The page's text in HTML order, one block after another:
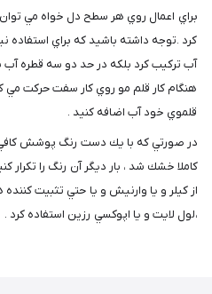
براي اعمال روي هر سطح دل خواه مي توان
كرد .توجه داشته باشيد كه براي استفاده
آب تركيب كرد بلكه در حد دو سه قطره آب
هنگام كار قلم مو روي كار سفت حركت مي
قلموي خود آب اضافه كنيد .
در صورتي كه با يك دست رنگ پوشش كافي
كاملا خشك شد ، بار ديگر آن رنگ را
از كيلر و يا وارنيش و يا حتي تثبيت
،لول لايت و يا اپوكسي رزين استفاده كرد .